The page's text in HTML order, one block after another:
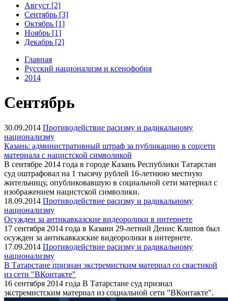
Август [2]
Сентябрь [3]
Октябрь [1]
Ноябрь [1]
Декабрь [2]
Главная
Русский национализм и ксенофобия
2014
Сентябрь
30.09.2014 Противодействие расизму и радикальному
национализму
Казань: административный штраф за публикацию в соцсети
материала с нацистской символикой
В сентябре 2014 года в городе Казань Республики Татарстан
суд оштрафовал на 1 тысячу рублей 16-летнюю местную
жительницу, опубликовавшую в социальной сети материал с
изображением нацистской символики.
18.09.2014 Противодействие расизму и радикальному
национализму
Осужден за антикавказские видеоролики в интернете
17 сентября 2014 года в Казани 29-летний Денис Клипов был
осужден за антикавказские видеоролики в интернете.
17.09.2014 Противодействие расизму и радикальному
национализму
В Татарстане признан экстремистким материал со свастикой
из сети "ВКонтакте"
16 сентября 2014 года В Татарстане суд признал
экстремистским материал из социальной сети "ВКонтакте".